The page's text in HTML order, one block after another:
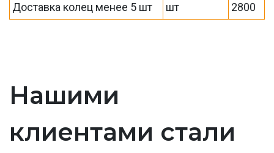
Доставка колец менее 5 шт
шт 2800
Нашими
клиентами стали